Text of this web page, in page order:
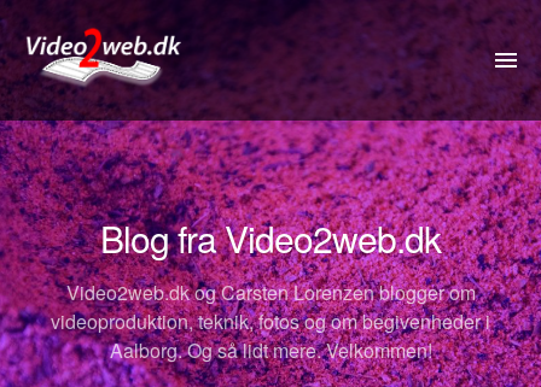
VIDEO
DRONE
360VIDEO
KOMMUNIKATION
FOTOS
Blog fra Video2web.dk
Video2web.dk og Carsten Lorenzen blogger om
videoproduktion, teknik, fotos og om begivenheder i
Aalborg. Og så lidt mere. Velkommen!